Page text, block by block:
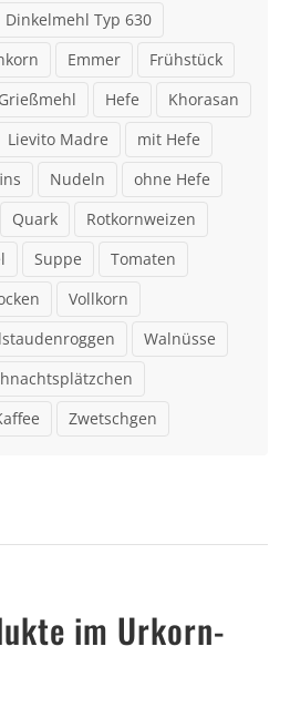
Dinkelmehl Typ 630
Emmer
Frühstück
Grießmehl Hefe
Khorasan
Lievito Madre
mit Hefe
Nudeln
ohne Hefe
Quark
Rotkornweizen
Suppe
Tomaten
Vollkorn
Walnüsse
Zwetschgen
im Urkorn-